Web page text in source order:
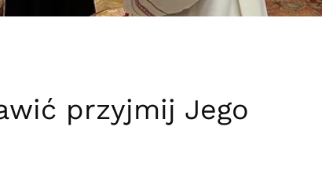
przyjmij Jego